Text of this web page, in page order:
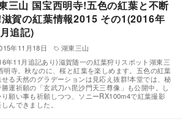
三山 国宝西明寺!五色の紅葉と不断
賀の紅葉情報2015 その1(2016年
追記)
年11月18日
湖東三山
年11月追記あり)滋賀随一の紅葉狩りスポット湖東三
明寺。秋なのに、桜と紅葉を楽しめます。五色の紅葉
る天然のグラデーションは見応え抜群!本堂では、秘
運祈願の「玄武刀ハ毘沙門天三尊像」も公開中。し
り願い事も祈願しつつ、ソニーRX100m4で紅葉撮影
しんできました。